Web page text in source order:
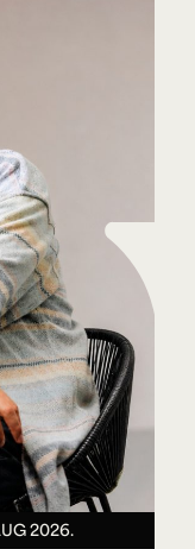
2026.